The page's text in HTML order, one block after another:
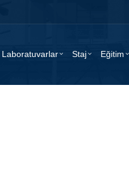
Laboratuvarlar Staj Eğitim